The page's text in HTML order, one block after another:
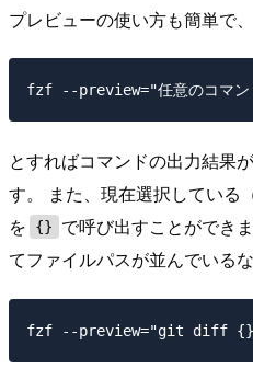
プレビューの使い方も簡単で、
とすればコマンドの出力結果
す。 また、現在選択している
を
{}
で呼び出すことができ
てファイルパスが並んでいる